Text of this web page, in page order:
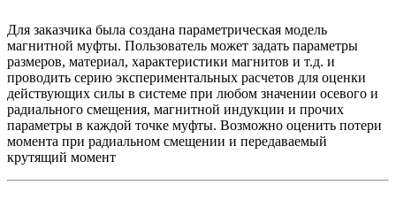
Для заказчика была создана параметрическая модель
магнитной муфты. Пользователь может задать параметры
размеров, материал, характеристики магнитов и т.д. и
проводить серию экспериментальных расчетов для оценки
действующих силы в системе при любом значении осевого и
радиального смещения, магнитной индукции и прочих
параметры в каждой точке муфты. Возможно оценить потери
момента при радиальном смещении и передаваемый
крутящий момент